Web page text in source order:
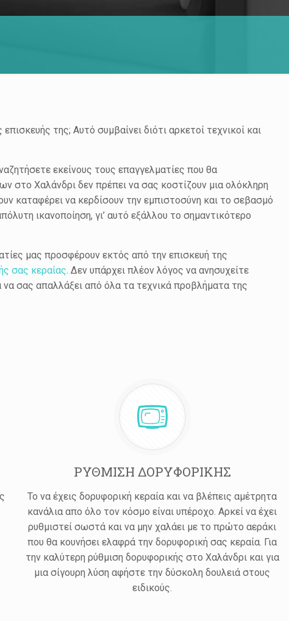
της; Αυτό συμβαίνει διότι αρκετοί τεχνικοί και
εκείνους τους επαγγελματίες που θα
στο Χαλάνδρι δεν πρέπει να σας κοστίζουν μια ολόκληρη
καταφέρει να κερδίσουν την εμπιστοσύνη και το σεβασμό
ικανοποίηση, γι’ αυτό εξάλλου το σημαντικότερο
μας προσφέρουν εκτός από την επισκευή της
σας κεραίας. Δεν υπάρχει πλέον λόγος να ανησυχείτε
να σας απαλλάξει από όλα τα τεχνικά προβλήματα της
ΡΥΘΜΙΣΗ ΔΟΡΥΦΟΡΙΚΗΣ
Το να έχεις δορυφορική κεραία και να βλέπεις αμέτρητα
κανάλια απο όλο τον κόσμο είναι υπέροχο. Αρκεί να έχει
ρυθμιστεί σωστά και να μην χαλάει με το πρώτο αεράκι
που θα κουνήσει ελαφρά την δορυφορική σας κεραία. Για
την καλύτερη ρύθμιση δορυφορικής στο Χαλάνδρι και για
μια σίγουρη λύση αφήστε την δύσκολη δουλειά στους
ειδικούς.